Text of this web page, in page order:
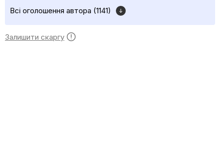
Всі оголошення автора (1141)
Залишити скаргу